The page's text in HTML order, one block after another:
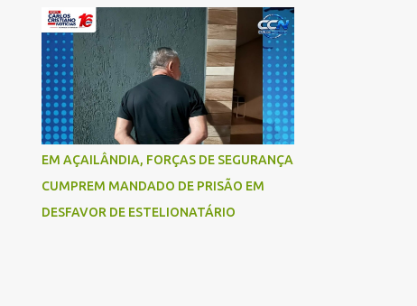
EM AÇAILÂNDIA, FORÇAS DE SEGURANÇA
CUMPREM MANDADO DE PRISÃO EM
DESFAVOR DE ESTELIONATÁRIO